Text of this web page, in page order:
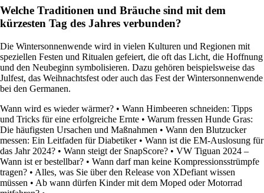
Welche Traditionen und Bräuche sind mit dem
kürzesten Tag des Jahres verbunden?
Die Wintersonnenwende wird in vielen Kulturen und Regionen mit
speziellen Festen und Ritualen gefeiert, die oft das Licht, die Hoffnung
und den Neubeginn symbolisieren. Dazu gehören beispielsweise das
Julfest, das Weihnachtsfest oder auch das Fest der Wintersonnenwende
bei den Germanen.
Wann wird es wieder wärmer? • Wann Himbeeren schneiden: Tipps
und Tricks für eine erfolgreiche Ernte • Warum fressen Hunde Gras:
Die häufigsten Ursachen und Maßnahmen • Wann den Blutzucker
messen: Ein Leitfaden für Diabetiker• Wann ist die EM-Auslosung für
das Jahr 2024? • Wann steigt der SnapScore? • VW Tiguan 2024 –
Wann ist er bestellbar? • Wann darf man keine Kompressionsstrümpfe
tragen? • Alles, was Sie über den Release von XDefiant wissen
müssen • Ab wann dürfen Kinder mit dem Moped oder Motorrad